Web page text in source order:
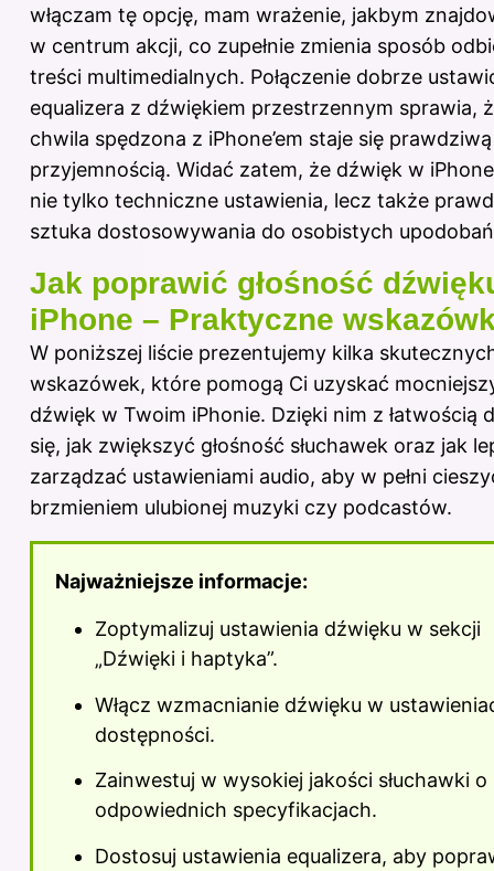
włączam tę opcję, mam wrażenie, jakbym
w centrum akcji, co zupełnie zmienia sposób
treści multimedialnych. Połączenie dobrze
equalizera z dźwiękiem przestrzennym sprawia,
chwila spędzona z iPhone’em staje się prawdziwą
przyjemnością. Widać zatem, że dźwięk w
nie tylko techniczne ustawienia, lecz także
sztuka dostosowywania do osobistych
Jak poprawić głośność
iPhone – Praktyczne
W poniższej liście prezentujemy kilka
wskazówek, które pomogą Ci uzyskać
dźwięk w Twoim iPhonie. Dzięki nim z łatwością
się, jak zwiększyć głośność słuchawek oraz jak
zarządzać ustawieniami audio, aby w pełni
brzmieniem ulubionej muzyki czy podcastów.
Najważniejsze informacje:
Zoptymalizuj ustawienia dźwięku w sekcji
„Dźwięki i haptyka”.
Włącz wzmacnianie dźwięku w
dostępności.
Zainwestuj w wysokiej jakości słuchawki o
odpowiednich specyfikacjach.
Dostosuj ustawienia equalizera, aby